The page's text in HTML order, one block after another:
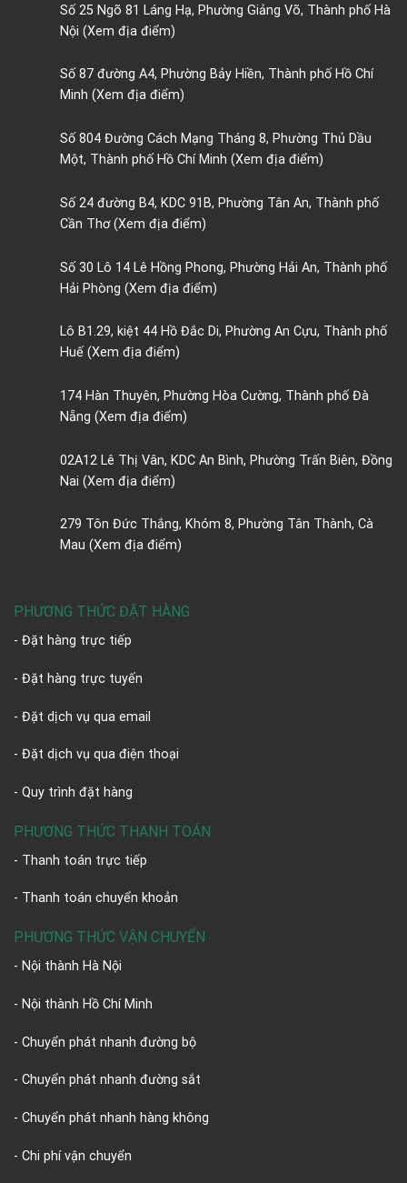
Số 25 Ngõ 81 Láng Hạ, Phường Giảng Võ, Thành phố Hà
Nội (Xem địa điểm)
Số 87 đường A4, Phường Bảy Hiền, Thành phố Hồ Chí
Minh (Xem địa điểm)
Số 804 Đường Cách Mạng Tháng 8, Phường Thủ Dầu
Một, Thành phố Hồ Chí Minh (Xem địa điểm)
Số 24 đường B4, KDC 91B, Phường Tân An, Thành phố
Cần Thơ(Xem địa điểm)
Số 30 Lô 14 Lê Hồng Phong, Phường Hải An, Thành phố
Hải Phòng (Xem địa điểm)
Lô B1.29, kiệt 44 Hồ Đắc Di, Phường An Cựu, Thành phố
Huế (Xem địa điểm)
174 Hàn Thuyên, Phường Hòa Cường, Thành phố Đà
Nẵng (Xem địa điểm)
02A12 Lê Thị Vân, KDC An Bình, Phường Trấn Biên, Đồng
Nai (Xem địa điểm)
279 Tôn Đức Thắng, Khóm 8, Phường Tân Thành, Cà
Mau (Xem địa điểm)
PHƯƠNG THỨC ĐẶT HÀNG
- Đặt hàng trực tiếp
- Đặt hàng trực tuyến
- Đặt dịch vụ qua email
- Đặt dịch vụ qua điện thoại
- Quy trình đặt hàng
PHƯƠNG THỨC THANH TOÁN
- Thanh toán trực tiếp
- Thanh toán chuyển khoản
PHƯƠNG THỨC VẬN CHUYỂN
- Nội thành Hà Nội
- Nội thành Hồ Chí Minh
- Chuyển phát nhanh đường bộ
- Chuyển phát nhanh đường sắt
- Chuyển phát nhanh hàng không
- Chi phí vận chuyển